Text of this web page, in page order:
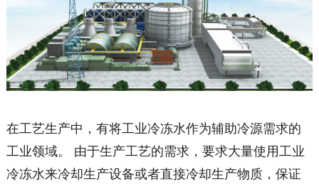
在工艺生产中，有将工业冷冻水作为辅助冷源需求的
工业领域。 由于生产工艺的需求，要求大量使用工业
冷冻水来冷却生产设备或者直接冷却生产物质，保证